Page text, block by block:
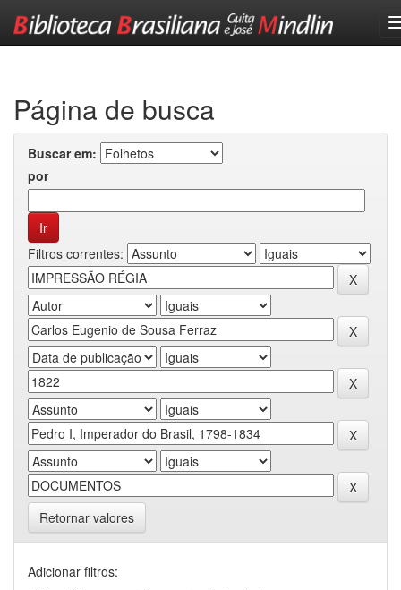
Página de busca
Buscar em:
por
Filtros correntes:
Retornar valores
Adicionar filtros: